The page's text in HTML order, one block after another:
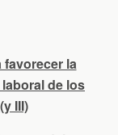
favorecer la
de los
III)